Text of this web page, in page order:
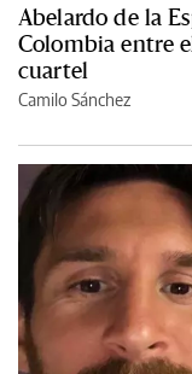
Abelardo de la
Colombia entre
cuartel
Camilo Sánchez